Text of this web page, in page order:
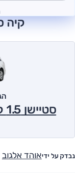
קיה סיד
נבדק על ידיאוהד אלגוב